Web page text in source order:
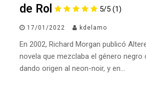
de Rol
5/5 (1)
17/01/2022 kdelamo
En 2002, Richard Morgan publicó
novela que mezclaba el género negro
dando origen al neon-noir, y en…